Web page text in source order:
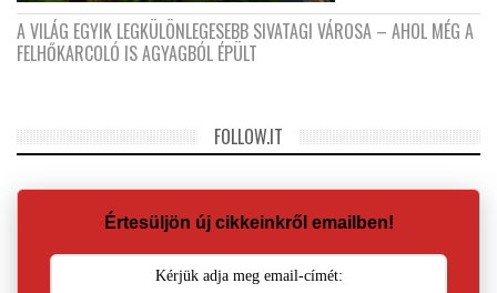
A VILÁG EGYIK LEGKÜLÖNLEGESEBB SIVATAGI VÁROSA – AHOL MÉG A
FELHŐKARCOLÓ IS AGYAGBÓL ÉPÜLT
FOLLOW.IT
Értesüljön új cikkeinkről emailben!